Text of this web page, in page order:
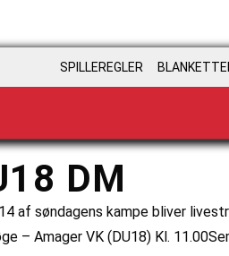
SPILLEREGLER
DM
af søndagens kampe bliver
– Amager VK (DU18) Kl.